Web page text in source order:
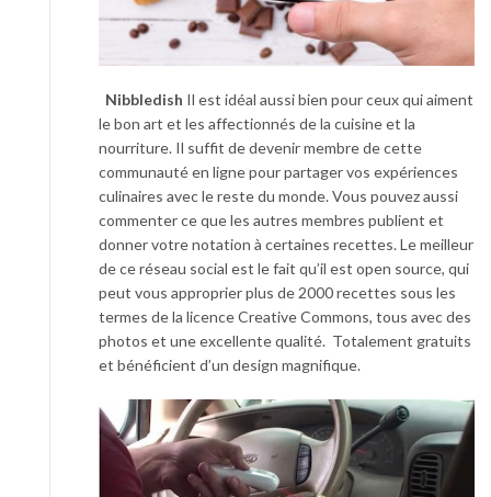
Nibbledish Il est idéal aussi bien pour ceux qui aiment
le bon art et les affectionnés de la cuisine et la
nourriture. Il suffit de devenir membre de cette
communauté en ligne pour partager vos expériences
culinaires avec le reste du monde. Vous pouvez aussi
commenter ce que les autres membres publient et
donner votre notation à certaines recettes. Le meilleur
de ce réseau social est le fait qu’il est open source, qui
peut vous approprier plus de 2000 recettes sous les
termes de la licence Creative Commons, tous avec des
photos et une excellente qualité. Totalement gratuits
et bénéficient d’un design magnifique.